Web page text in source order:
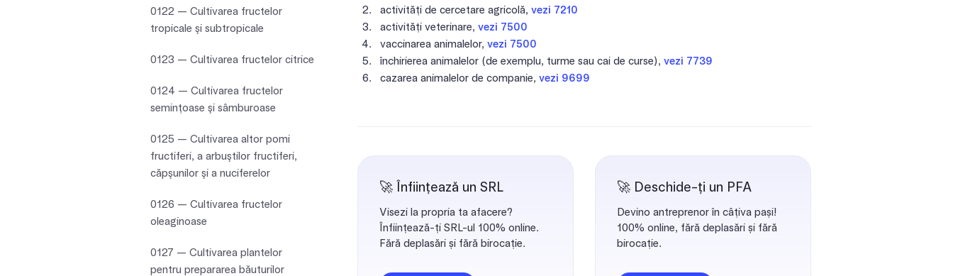
0122 — Cultivarea fructelor
tropicale şi subtropicale
0123 — Cultivarea fructelor citrice
0124 — Cultivarea fructelor
seminţoase şi sâmburoase
0125 — Cultivarea altor pomi
fructiferi, a arbuştilor fructiferi,
căpşunilor şi a nuciferelor
0126 — Cultivarea fructelor
oleaginoase
0127 — Cultivarea plantelor
pentru prepararea băuturilor
activități de cercetare agricolă, vezi 7210
activități veterinare, vezi 7500
vaccinarea animalelor, vezi 7500
închirierea animalelor (de exemplu, turme sau cai de curse), vezi 7739
cazarea animalelor de companie, vezi 9699
🚀 Înființează un SRL
Visezi la propria ta afacere?
Înființează-ți SRL-ul 100% online.
Fără deplasări și fără birocație.
🚀 Deschide-ți un PFA
Devino antreprenor în câțiva pași!
100% online, fără deplasări și fără
birocație.